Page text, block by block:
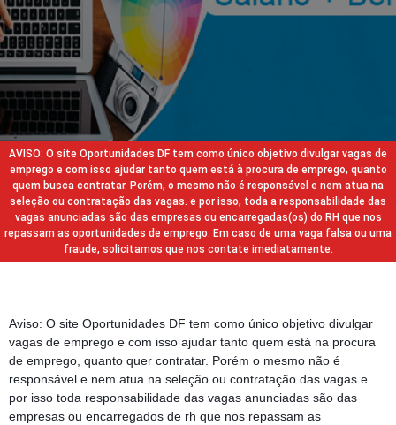
AVISO: O site Oportunidades DF tem como único objetivo divulgar vagas de
emprego e com isso ajudar tanto quem está à procura de emprego, quanto
quem busca contratar. Porém, o mesmo não é responsável e nem atua na
seleção ou contratação das vagas. e por isso, toda a responsabilidade das
vagas anunciadas são das empresas ou encarregadas(os) do RH que nos
repassam as oportunidades de emprego. Em caso de uma vaga falsa ou uma
fraude, solicitamos que nos contate imediatamente.
Aviso: O site Oportunidades DF tem como único objetivo divulgar
vagas de emprego e com isso ajudar tanto quem está na procura
de emprego, quanto quer contratar. Porém o mesmo não é
responsável e nem atua na seleção ou contratação das vagas e
por isso toda responsabilidade das vagas anunciadas são das
empresas ou encarregados de rh que nos repassam as